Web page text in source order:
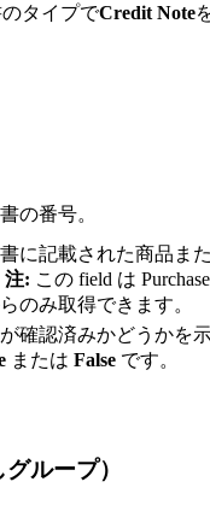
タイプでCredit Note
の番号。
に記載された商品ま
注: この field は
のみ取得できます。
確認済みかどうかを
または False です。
ループ）